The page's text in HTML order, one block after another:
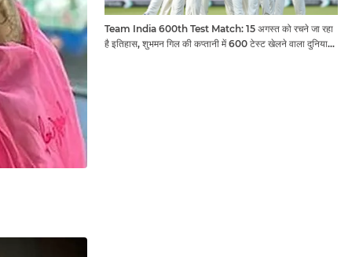
Team India 600th Test Match: 15 अगस्त को रचने जा रहा
है इतिहास, शुभमन गिल की कप्तानी में 600 टेस्ट खेलने वाला दुनिया